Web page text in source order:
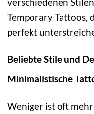
verschiedenen
Temporary Tattoos,
perfekt
Beliebte Stile und
Minimalistische
Weniger ist oft